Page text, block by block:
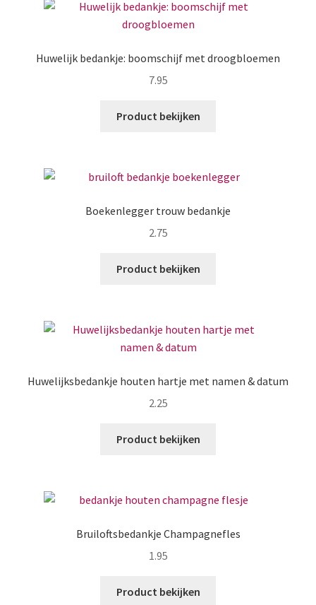
Huwelijk bedankje: boomschijf met droogbloemen
7.95
Product bekijken
Boekenlegger trouw bedankje
2.75
Product bekijken
Huwelijksbedankje houten hartje met namen & datum
2.25
Product bekijken
Bruiloftsbedankje Champagnefles
1.95
Product bekijken